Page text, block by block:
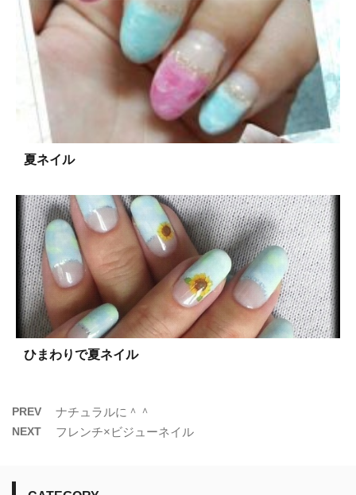
夏ネイル
ひまわりで夏ネイル
PREV ナチュラルに＾＾
NEXT フレンチ×ビジューネイル